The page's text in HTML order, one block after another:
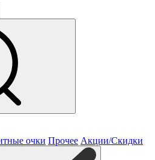
очки Прочее Акции/Скидки